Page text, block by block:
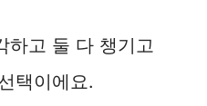
하고 둘 다 챙기고
택이에요.